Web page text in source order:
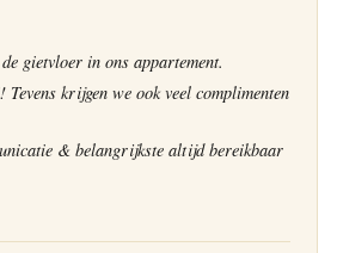
gietvloer in ons appartement.
krijgen we ook veel complimenten
& belangrijkste altijd bereikbaar